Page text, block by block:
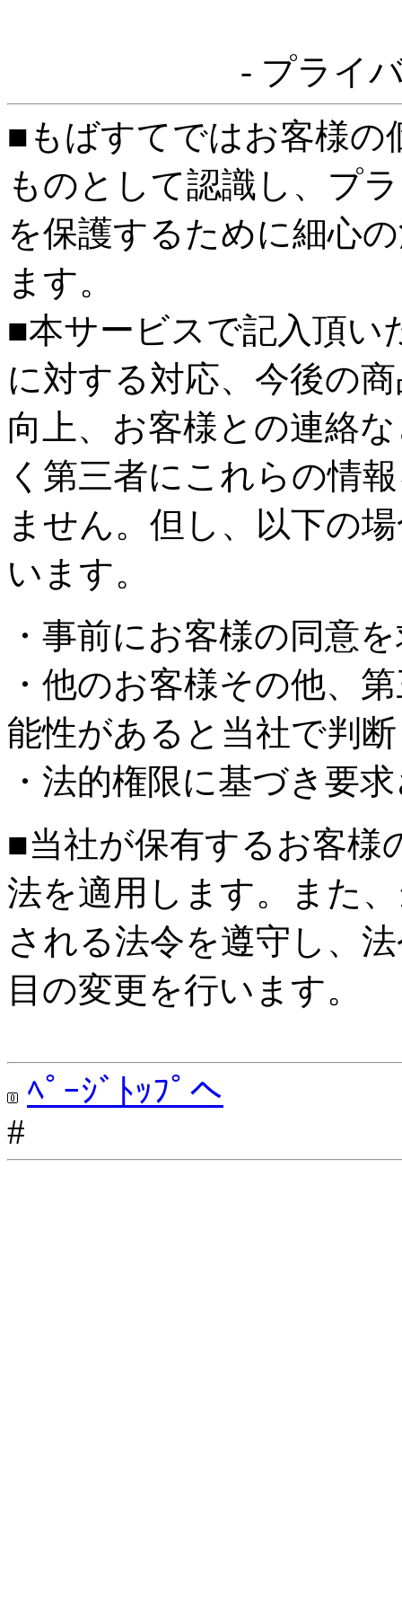
- プライ
■もばすてではお客様の
ものとして認識し、プ
を保護するために細心
ます。
■本サービスで記入頂い
に対する対応、今後の
向上、お客様との連絡
く第三者にこれらの情
ません。但し、以下の
います。
・事前にお客様の同意
・他のお客様その他、
能性があると当社で判
・法的権限に基づき要
■当社が保有するお客様
法を適用します。また
される法令を遵守し、
目の変更を行います。
ﾍﾟｰｼﾞﾄｯﾌﾟへ
#